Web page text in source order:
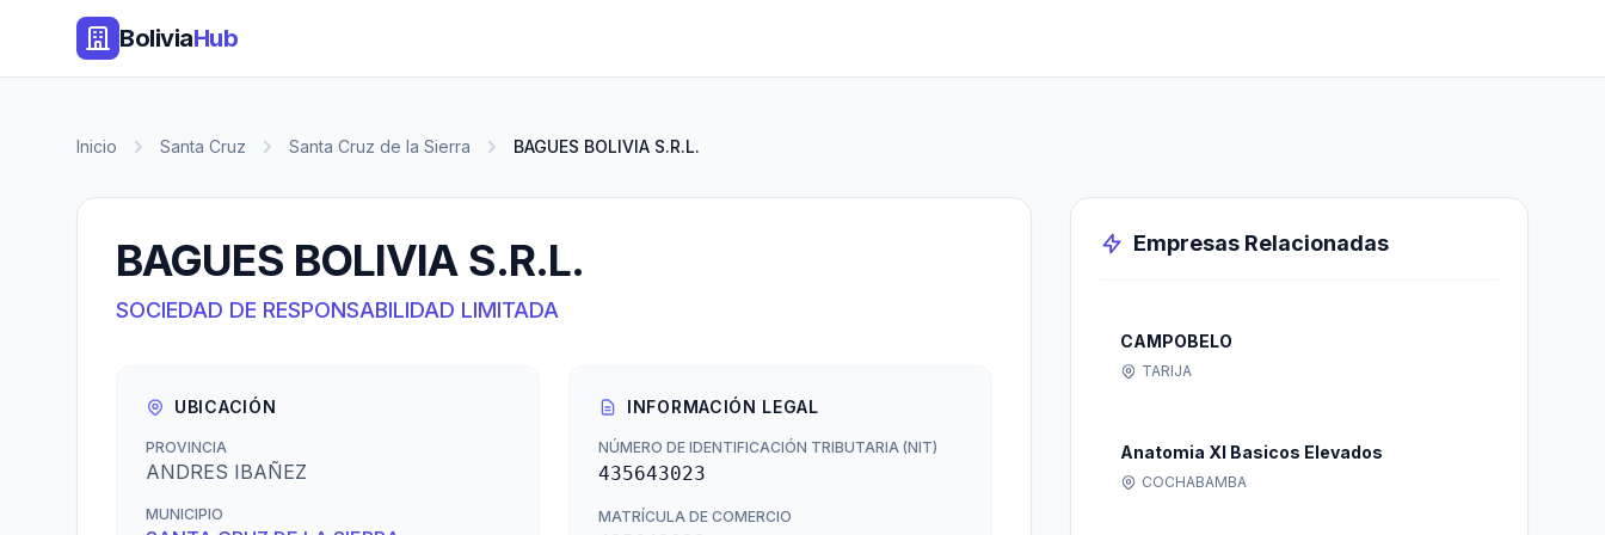
BoliviaHub
Inicio Santa Cruz Santa Cruz de la Sierra BAGUES BOLIVIA S.R.L.
BAGUES BOLIVIA S.R.L.
SOCIEDAD DE RESPONSABILIDAD LIMITADA
UBICACIÓN
PROVINCIA
ANDRES IBAÑEZ
MUNICIPIO
INFORMACIÓN LEGAL
NÚMERO DE IDENTIFICACIÓN TRIBUTARIA (NIT)
435643023
MATRÍCULA DE COMERCIO
Empresas Relacionadas
CAMPOBELO
TARIJA
Anatomia XI Basicos Elevados
COCHABAMBA